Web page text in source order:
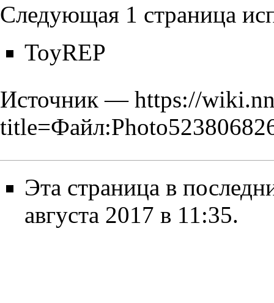
Следующая 1 страница
ToyREP
Источник — https://
Эта страница в
августа 2017 в 11:35.